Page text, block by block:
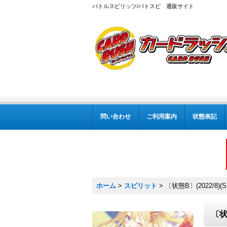
バトルスピリッツ/バトスピ 通販サイト
問い合わせ ご利用案内 状態表記
ホーム > スピリット > 〔状態B〕(2022/
〔